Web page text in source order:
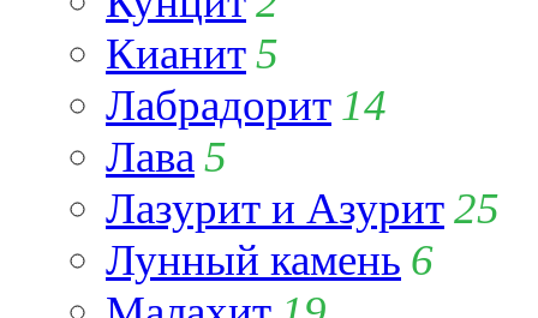
Кианит5
Лабрадорит 14
Лава 5
Лазурит и Азурит25
Лунный камень 6